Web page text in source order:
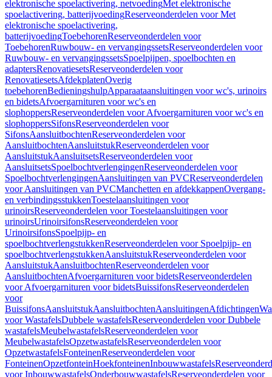
elektronische spoelactivering, netvoedingMet elektronische
spoelactivering, batterijvoedingReserveonderdelen voor Met
elektronische spoelactivering,
batterijvoedingToebehorenReserveonderdelen voor
ToebehorenRuwbouw- en vervangingssetsReserveonderdelen voor
Ruwbouw- en vervangingssetsSpoelpijpen, spoelbochten en
adaptersRenovatiesetsReserveonderdelen voor
RenovatiesetsAfdekplatenOverig
toebehorenBedieningshulpApparaataansluitingen voor wc's, urinoirs
en bidetsAfvoergarnituren voor wc's en
slophoppersReserveonderdelen voor Afvoergarnituren voor wc's en
slophoppersSifonsReserveonderdelen voor
SifonsAansluitbochtenReserveonderdelen voor
AansluitbochtenAansluitstukReserveonderdelen voor
AansluitstukAansluitsetsReserveonderdelen voor
AansluitsetsSpoelbochtverlengingenReserveonderdelen voor
SpoelbochtverlengingenAansluitingen van PVCReserveonderdelen
voor Aansluitingen van PVCManchetten en afdekkappenOvergang-
en verbindingsstukkenToestelaansluitingen voor
urinoirsReserveonderdelen voor Toestelaansluitingen voor
urinoirsUrinoirsifonsReserveonderdelen voor
UrinoirsifonsSpoelpijp- en
spoelbochtverlengstukkenReserveonderdelen voor Spoelpijp- en
spoelbochtverlengstukkenAansluitstukReserveonderdelen voor
AansluitstukAansluitbochtenReserveonderdelen voor
AansluitbochtenAfvoergarnituren voor bidetsReserveonderdelen
voor Afvoergarnituren voor bidetsBuissifonsReserveonderdelen
voor
BuissifonsAansluitstukAansluitbochtenAansluitingenAfdichtingen
voor WastafelsDubbele wastafelsReserveonderdelen voor Dubbele
wastafelsMeubelwastafelsReserveonderdelen voor
MeubelwastafelsOpzetwastafelsReserveonderdelen voor
OpzetwastafelsFonteinenReserveonderdelen voor
FonteinenOpzetfonteinHoekfonteinenInbouwwastafels
voor InbouwwastafelsOnderbouwwastafelsReserveonderdelen voor